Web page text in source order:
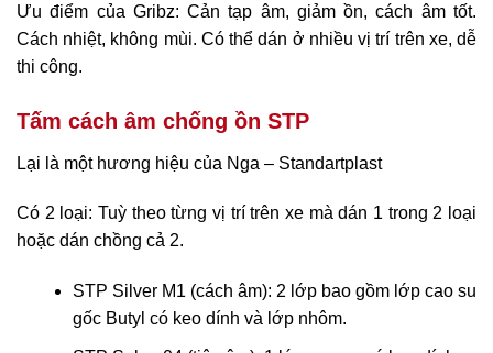
Ưu điểm của Gribz: Cản tạp âm, giảm ồn, cách âm tốt.
Cách nhiệt, không mùi. Có thể dán ở nhiều vị trí trên xe, dễ
thi công.
Tấm cách âm chống ồn STP
Lại là một hương hiệu của Nga – Standartplast
Có 2 loại: Tuỳ theo từng vị trí trên xe mà dán 1 trong 2 loại
hoặc dán chồng cả 2.
STP Silver M1 (cách âm): 2 lớp bao gồm lớp cao su
gốc Butyl có keo dính và lớp nhôm.